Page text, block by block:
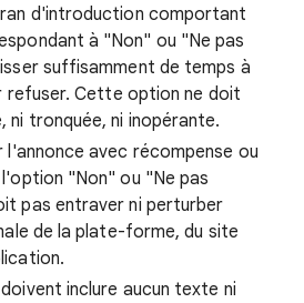
d'introduction comportant
à "Non" ou "Ne pas
suffisamment de temps à
refuser. Cette option ne doit
ni tronquée, ni inopérante.
avec récompense ou
"Non" ou "Ne pas
pas entraver ni perturber
de la plate-forme, du site
inclure aucun texte ni